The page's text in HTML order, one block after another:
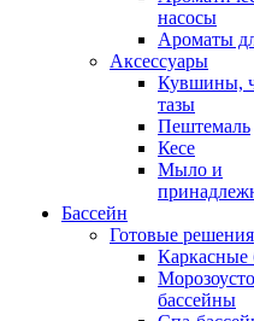
насосы
Ароматы
Аксессуары
Кувшины,
тазы
Пештемаль
Кесе
Мыло и
Бассейн
Готовые решения
Каркасные
бассейны